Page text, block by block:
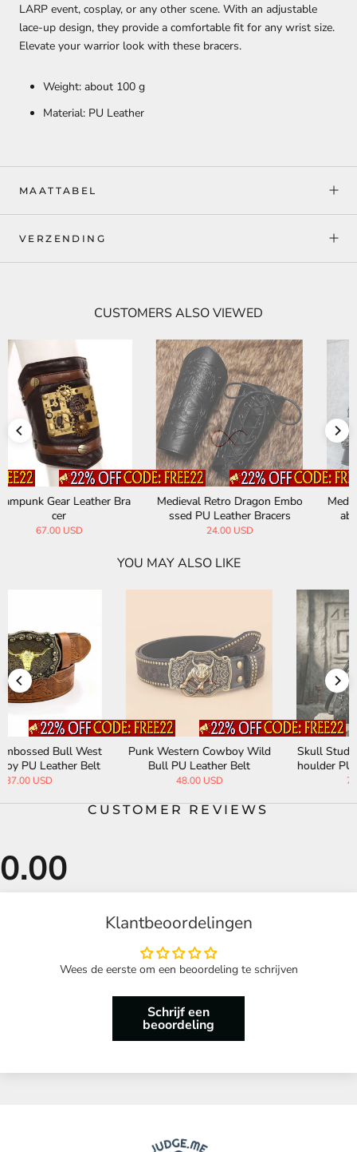
LARP event, cosplay, or any other scene. With an adjustable
lace-up design, they provide a comfortable fit for any wrist size.
Elevate your warrior look with these bracers.
Weight: about 100 g
Material: PU Leather
MAATTABEL
VERZENDING
CUSTOMERS ALSO VIEWED
Medieval Retro Dragon Embo
ssed PU Leather Bracers
24.00 USD
Medieval Retro Knight Adjust
able PU Leather Bracers
31.00 USD
YOU MAY ALSO LIKE
Punk Western Cowboy Wild
Bull PU Leather Belt
Skull Studs Large-Capacity S
houlder PU Leather Handbag
CUSTOMER REVIEWS
Klantbeoordelingen
Wees de eerste om een beoordeling te schrijven
Schrijf een
beoordeling